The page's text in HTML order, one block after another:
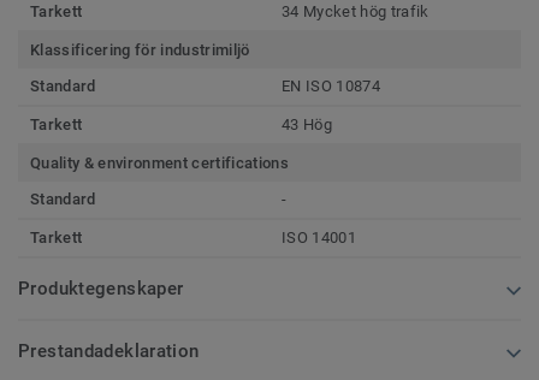
Tarkett 34 Mycket hög trafik
Klassificering för industrimiljö
Standard
EN ISO 10874
Tarkett 43 Hög
Quality & environment certifications
Standard
-
Tarkett ISO 14001
Produktegenskaper
Prestandadeklaration